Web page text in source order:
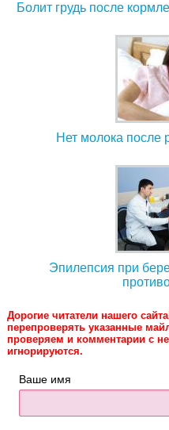
Болит грудь после
Нет молока после
Эпилепсия при
Дорогие читатели нашего
перепроверять указанные
проверяем и комментарии с
игнорируются.
Ваше имя